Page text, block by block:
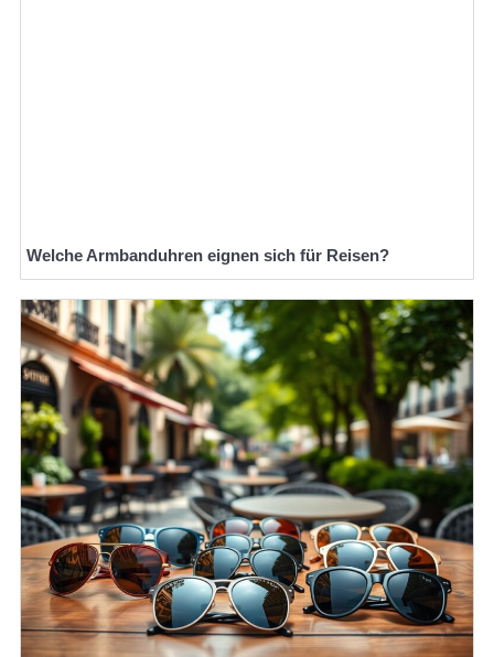
Welche Armbanduhren eignen sich für Reisen?